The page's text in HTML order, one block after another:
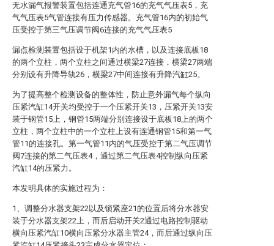
无水漏气报警装置包括连通充气管16的充气气压表5，充
气气压表5气管连接有压力传感器。充气管16内的初始气
压受控于第三气压调节阀6连接的充气气压表5
漏点检测装置包括设于机架1内的水槽，以及连接底板18
的两个立柱，两个立柱之间通过横梁27连接，横梁27两端
分别设有升降导轨26，横梁27中间连接有升降汽缸25。
为了提高整个检测设备的整体性，防止意外漏气每个纵向
压紧汽缸14开关均受控于一个压紧开关13，压紧开关13安
装于钢管15上，钢管15两端分别连接设于底板18上的两个
立柱，两个立柱中的一个立柱上设有连通钢管15和第一气
管11的连接孔。第一气管11内的气压受控于第二气压调节
阀7连接的第二气压表4，通过第二气压表4控制纵向压紧
汽缸14的压紧力。
本发明具体的实施过程为：
1、调整分水器支架22以及锁紧座21的位置后将分水器安
装于分水器支架22上，而后启动开关2通过电路控制驱动
横向压紧汽缸10横向压紧分水器主管24，而后通过纵向压